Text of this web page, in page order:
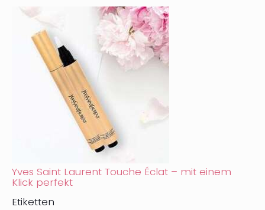
Yves Saint Laurent Touche Éclat – mit einem
Klick perfekt
Etiketten